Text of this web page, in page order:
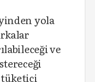
yola
ve
tüketici